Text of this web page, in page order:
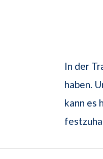
In der
haben.
kann es